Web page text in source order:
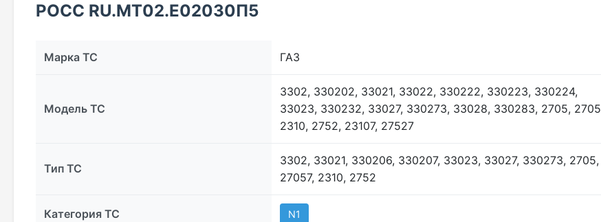
РОСС RU.МТ02.E02030П5
Марка ТС ГАЗ
Модель ТС
3302, 330202, 33021, 33022, 330222, 330223, 330224,
33023, 330232, 33027, 330273, 33028, 330283, 2705,
2310, 2752, 23107, 27527
Тип ТС
3302, 33021, 330206, 330207, 33023, 33027, 330273, 2705,
27057, 2310, 2752
Категория ТС N1